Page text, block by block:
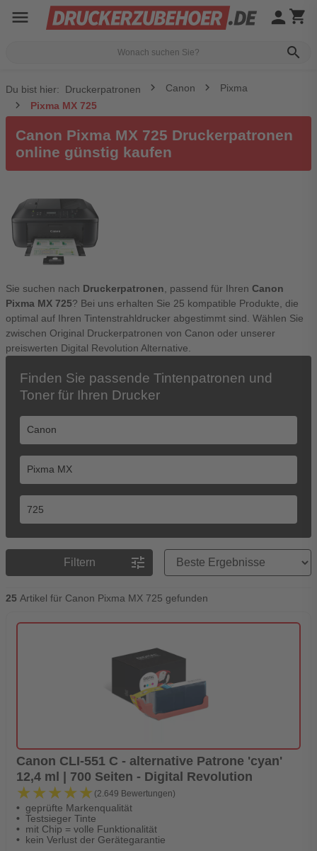
menu
search
person shopping_cart
Du bist hier: Druckerpatronen Canon
Pixma
Pixma MX 725
Canon Pixma MX 725 Druckerpatronen
online günstig kaufen
Sie suchen nach Druckerpatronen, passend für Ihren Canon
Pixma MX 725? Bei uns erhalten Sie 25 kompatible Produkte, die
optimal auf Ihren Tintenstrahldrucker abgestimmt sind. Wählen Sie
zwischen Original Druckerpatronen von Canon oder unserer
preiswerten Digital Revolution Alternative.
Finden Sie passende Tintenpatronen und
Toner für Ihren Drucker
Filtern tune
Preisreihenfolge
25 Artikel für Canon Pixma MX 725 gefunden
Canon CLI-551 C - alternative Patrone 'cyan'
12,4 ml | 700 Seiten - Digital Revolution
★★★★★
★★★★★ (2.649 Bewertungen)
geprüfte Markenqualität
Testsieger Tinte
mit Chip = volle Funktionalität
kein Verlust der Gerätegarantie